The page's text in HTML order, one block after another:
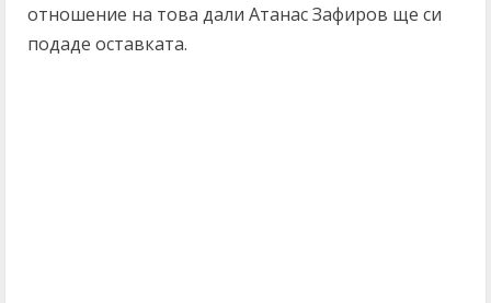
отношение на това дали Атанас Зафиров ще си
подаде оставката.